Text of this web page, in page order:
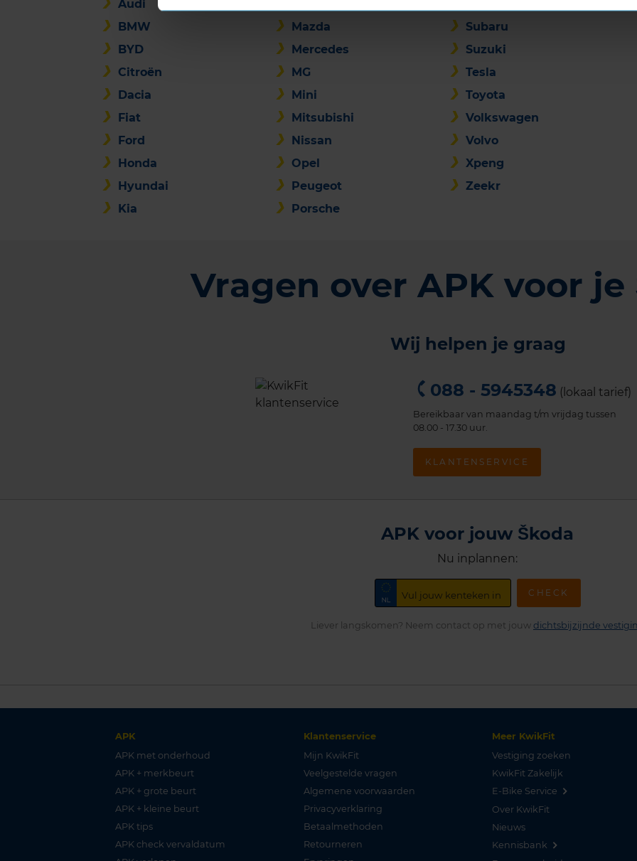
Audi
BMW
BYD
Citroën
Dacia
Fiat
Ford
Honda
Hyundai
Kia
Mazda
Mercedes
MG
Mini
Mitsubishi
Nissan
Opel
Peugeot
Porsche
Subaru
Suzuki
Tesla
Toyota
Volkswagen
Volvo
Xpeng
Zeekr
Vragen over APK voor je
Wij helpen je graag
088 - 5945348 (lokaal tarief)
Bereikbaar van maandag t/m vrijdag tussen
08.00 - 17.30 uur.
KLANTENSERVICE
APK voor jouw Škoda
Nu inplannen:
CHECK
Liever langskomen? Neem contact op met jouw dichtsbijzijnde
APK
APK met onderhoud
APK + merkbeurt
APK + grote beurt
APK + kleine beurt
APK tips
APK check vervaldatum
Klantenservice
Mijn KwikFit
Veelgestelde vragen
Algemene voorwaarden
Privacyverklaring
Betaalmethoden
Retourneren
Meer KwikFit
Vestiging zoeken
KwikFit Zakelijk
E-Bike Service
Over KwikFit
Nieuws
Kennisbank